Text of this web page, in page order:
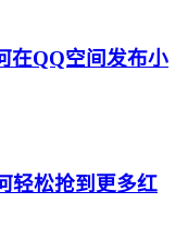
在QQ空间发布小
轻松抢到更多红